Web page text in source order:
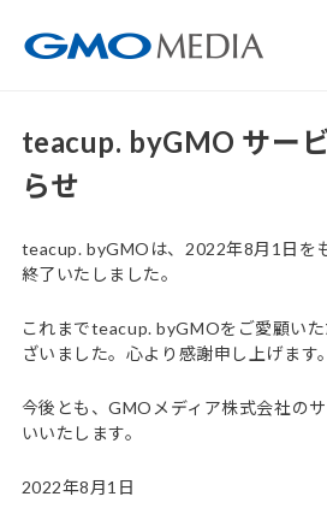
teacup. byGMO サー
らせ
teacup. byGMOは、2022年8月1日を
終了いたしました。
これまでteacup. byGMOをご愛顧い
ざいました。心より感謝申し上げます。
今後とも、GMOメディア株式会社の
いいたします。
2022年8月1日